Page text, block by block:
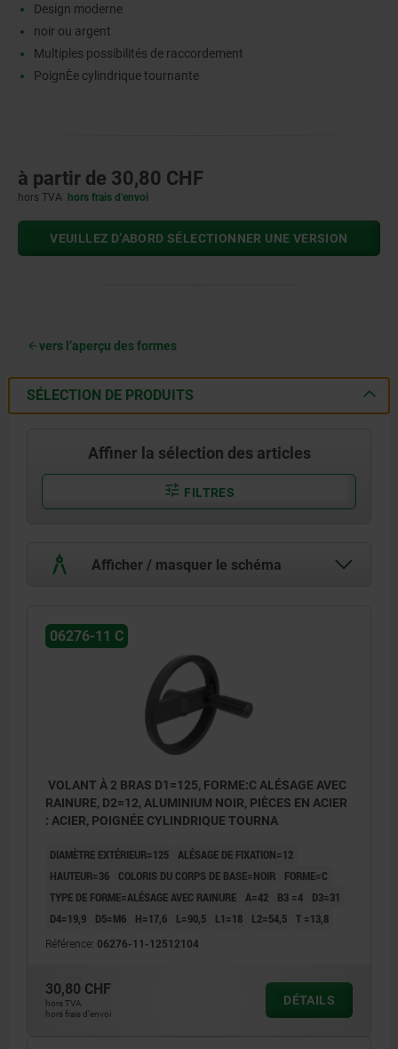
Design moderne
noir ou argent
Multiples possibilités de raccordement
PoignÈe cylindrique tournante
à partir de 30,80 CHF
hors TVA hors frais d’envoi
VEUILLEZ D’ABORD SÉLECTIONNER UNE VERSION
vers l’aperçu des formes
SÉLECTION DE PRODUITS
Affiner la sélection des articles
FILTRES
Afficher / masquer le schéma
06276-11 C
VOLANT À 2 BRAS D1=125, FORME:C ALÉSAGE AVEC
RAINURE, D2=12, ALUMINIUM NOIR, PIÈCES EN ACIER
: ACIER, POIGNÉE CYLINDRIQUE TOURNA
DIAMÈTRE EXTÉRIEUR=125 ALÉSAGE DE FIXATION=12
HAUTEUR=36
COLORIS DU CORPS DE BASE=NOIR
FORME=C
TYPE DE FORME=ALÉSAGE AVEC RAINURE A=42 B3 =4
D3=31
D4=19,9
D5=M6 H=17,6 L=90,5 L1=18 L2=54,5 T =13,8
Référence: 06276-11-12512104
30,80 CHF
hors TVA
hors frais d’envoi
DÉTAILS